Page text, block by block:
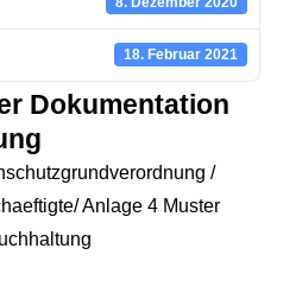
18. Februar 2021
Dokumentation
/
Anlage 4 Muster